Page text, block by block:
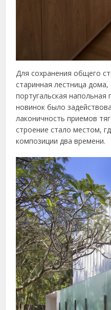
Для сохранения общего
старинная лестница
португальская
новинок было
лаконичность приемов
строение стало местом,
композиции два времени.